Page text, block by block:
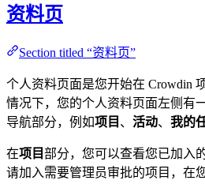
资料页
Section titled “资料页”
个人资料页面是您开始在 Crowdin
情况下，您的个人资料页面左侧有
导航部分，例如项目 、 活动、 我的
在项目部分，您可以查看您已加入
请加入需要管理员审批的项目，在